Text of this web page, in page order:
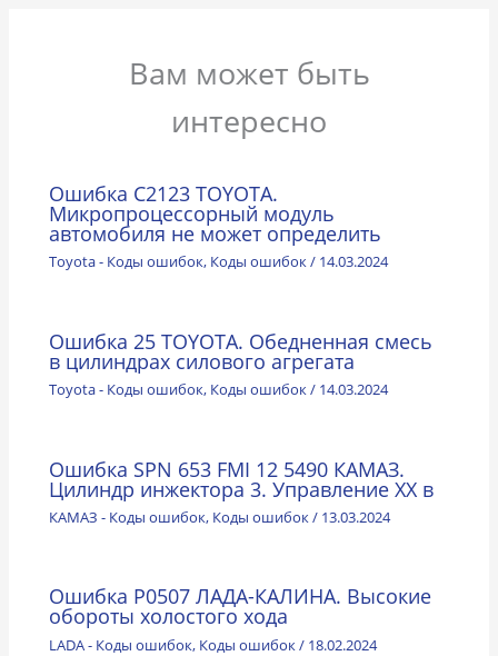
Вам может быть
интересно
Ошибка C2123 TOYOTA.
Микропроцессорный модуль
автомобиля не может определить
Toyota - Коды ошибок, Коды ошибок/ 14.03.2024
Ошибка 25 TOYOTA. Обедненная смесь
в цилиндрах силового агрегата
Toyota - Коды ошибок, Коды ошибок/ 14.03.2024
Ошибка SPN 653 FMI 12 5490 КАМАЗ.
Цилиндр инжектора 3. Управление ХХ в
КАМАЗ - Коды ошибок, Коды ошибок/ 13.03.2024
Ошибка P0507 ЛАДА-КАЛИНА. Высокие
обороты холостого хода
LADA - Коды ошибок, Коды ошибок / 18.02.2024